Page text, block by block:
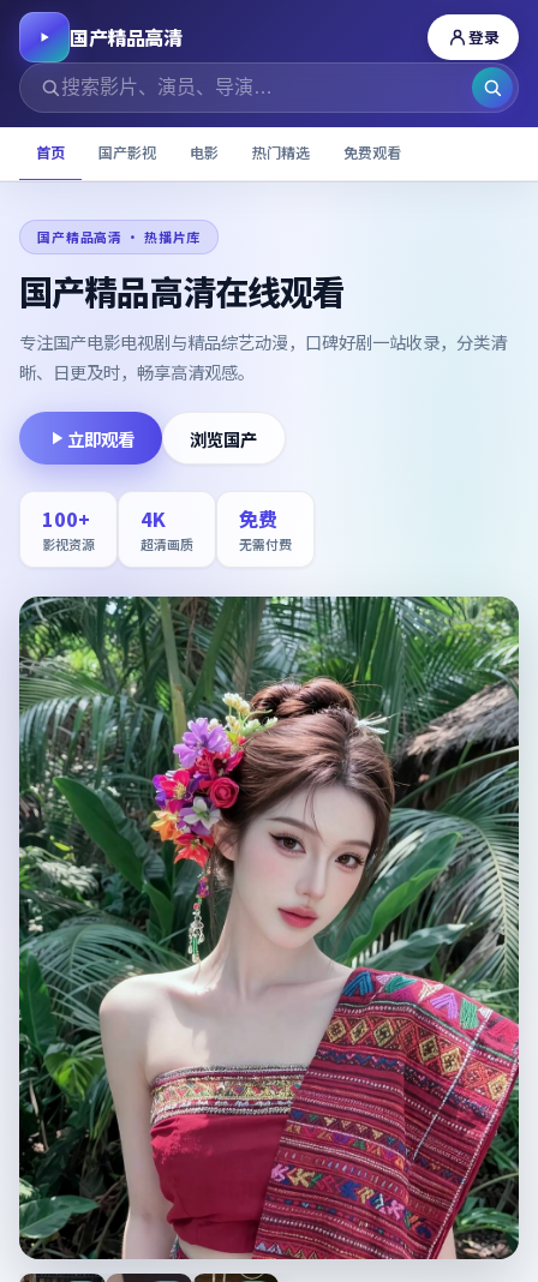
国产精品高清 登录
首页 国产影视 电影 热门精选 免费观看
国产精品高清 · 热播片库
国产精品高清在线观看
专注国产电影电视剧与精品综艺动漫，口碑好剧一站收录，分类清
晰、日更及时，畅享高清观感。
立即观看 浏览国产
100+
影视资源
4K
超清画质
免费
无需付费